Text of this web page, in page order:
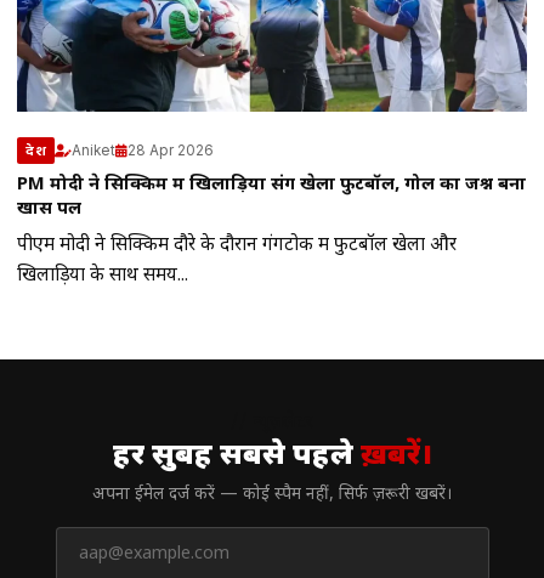
देश Aniket 28 Apr 2026
PM मोदी ने सिक्किम में खिलाड़ियों संग खेला फुटबॉल, गोल का जश्न बना
खास पल
पीएम मोदी ने सिक्किम दौरे के दौरान गंगटोक में फुटबॉल खेला और
खिलाड़ियों के साथ समय...
हर सुबह सबसे पहलेख़बरें।
अपना ईमेल दर्ज करें — कोई स्पैम नहीं, सिर्फ ज़रूरी खबरें।